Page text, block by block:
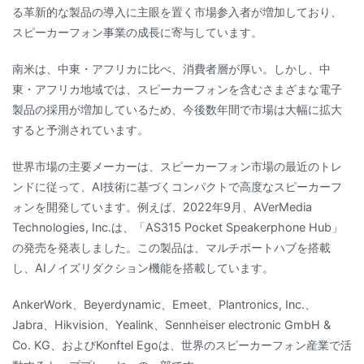
る革新的な製品の導入に主眼を置く市場参入者が増加しており、
スピーカーフォン事業の成長に寄与しています。
南米は、中東・アフリカに比べ、消費者層が厚い。しかし、中
東・アフリカ地域では、スピーカーフォンを含むさまざまな電子
製品の採用が増加しているため、今後数年間で市場は大幅に拡大
すると予測されています。
世界市場の主要メーカーは、スピーカーフォン市場の最近のトレ
ンドに従って、AI技術に基づくコンパクトで高度なスピーカーフ
ォンを開発しています。例えば、2022年9月、AVerMedia
Technologies, Inc.は、「AS315 Pocket Speakerphone Hub」
の発売を発表しました。この製品は、マルチポートハブを搭載
し、AIノイズリダクション機能を搭載しています。
AnkerWork、Beyerdynamic、Emeet、Plantronics, Inc.、
Jabra、Hikvision、Yealink、Sennheiser electronic GmbH &
Co. KG、およびKonftel Egoは、世界のスピーカーフォン産業で活